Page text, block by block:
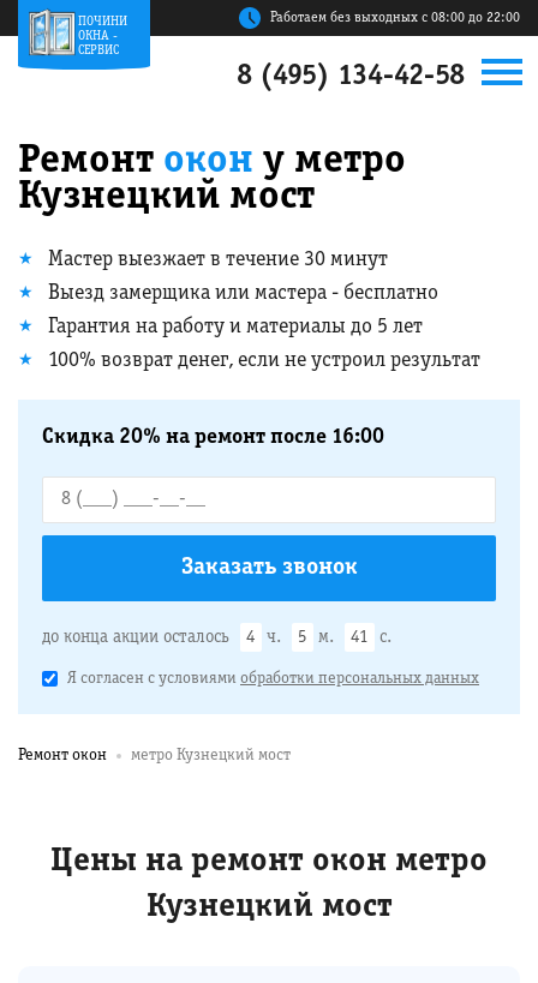
ПОЧИНИ
ОКНА -
СЕРВИС
Работаем без выходных с 08:00 до 22:00
8 (495) 134-42-58
Ремонт окон у метро
Кузнецкий мост
Мастер выезжает в течение 30 минут
Выезд замерщика или мастера - бесплатно
Гарантия на работу и материалы до 5 лет
100% возврат денег, если не устроил результат
Скидка 20% на ремонт после 16:00
до конца акции осталось 4 ч. 5 м. 40 с.
Я согласен с условиями обработки персональных данных
Ремонт окон метро Кузнецкий мост
Цены на ремонт окон метро
Кузнецкий мост